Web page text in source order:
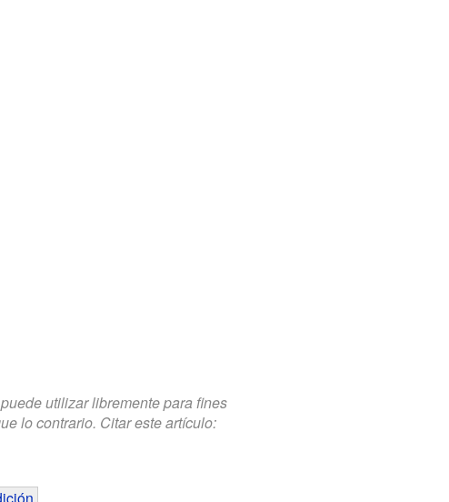
utilizar libremente para fines
lo contrario. Citar este artículo: